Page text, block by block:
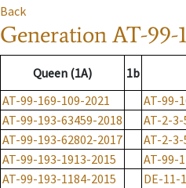
Back
GenerationAT-99-
Queen (1A) 1b
AT-99-169-109-2021
AT-99-
AT-99-193-63459-2018
AT-2-
AT-99-193-62802-2017
AT-2-
AT-99-193-1913-2015
AT-99-
AT-99-193-1184-2015
DE-11-